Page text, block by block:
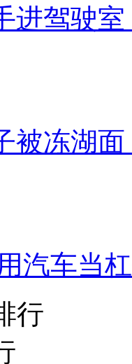
进驾驶
被冻湖
汽车当
行